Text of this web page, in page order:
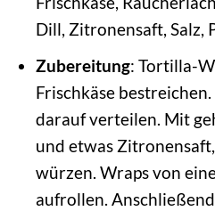
Dill, Zitronensaft, Salz,
Zubereitung: Tortilla-
Frischkäse
darauf verteilen. Mit
und etwas
würzen. Wraps von
aufrollen.